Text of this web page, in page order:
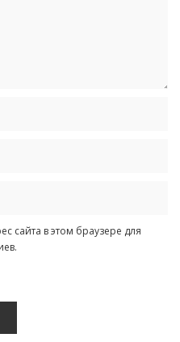
сайта в этом браузере для